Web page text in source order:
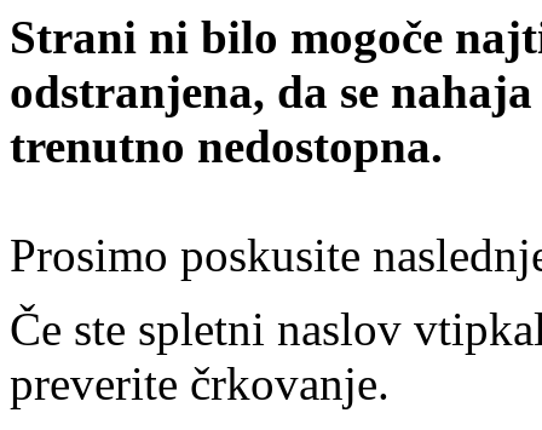
Strani ni bilo mogoče
odstranjena, da se
trenutno nedostopna.
Prosimo poskusite
Če ste spletni naslov
preverite črkovanje.